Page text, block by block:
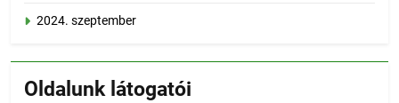
2024. szeptember
Oldalunk látogatói